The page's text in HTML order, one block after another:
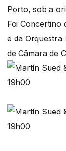
Porto, sob a
Foi Concertino
e da Orquestra
de Câmara de